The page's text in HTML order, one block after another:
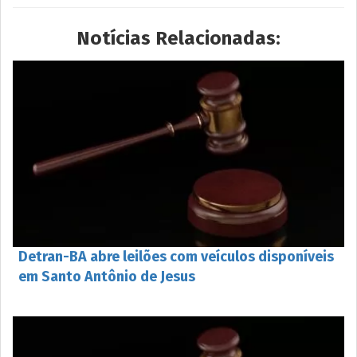
Notícias Relacionadas:
Detran-BA abre leilões com veículos disponíveis
em Santo Antônio de Jesus